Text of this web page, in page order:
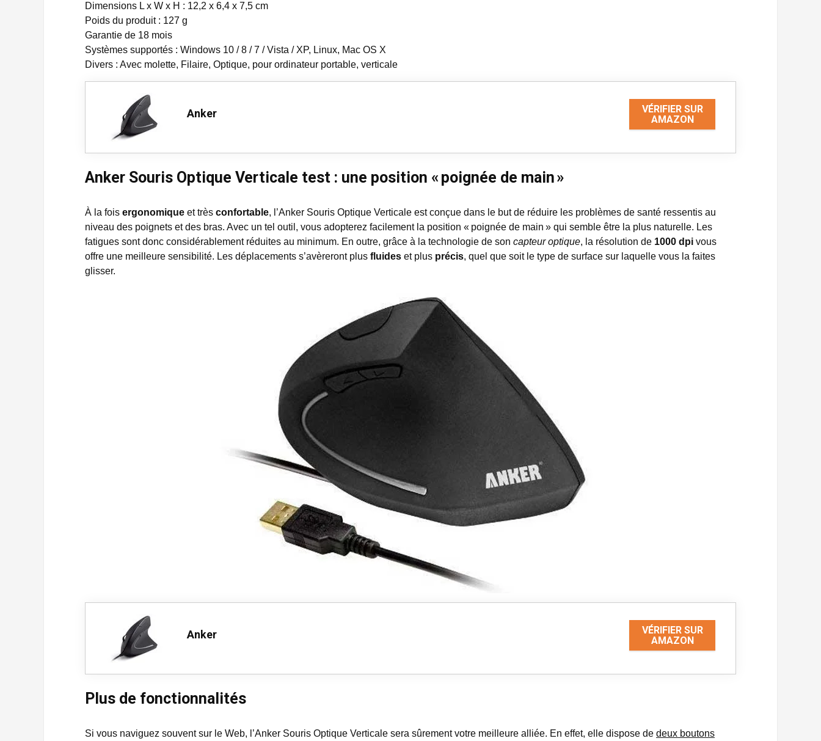
Dimensions L x W x H : 12,2 x 6,4 x 7,5 cm
Poids du produit : 127 g
Garantie de 18 mois
Systèmes supportés : Windows 10 / 8 / 7 / Vista / XP, Linux, Mac OS X
Divers : Avec molette, Filaire, Optique, pour ordinateur portable, verticale
Anker
VÉRIFIER SUR
AMAZON
Anker Souris Optique Verticale test : une position « poignée de main »
À la fois ergonomique et très confortable, l’Anker Souris Optique Verticale est conçue dans le but de réduire les problèmes de santé ressentis au
niveau des poignets et des bras. Avec un tel outil, vous adopterez facilement la position « poignée de main » qui semble être la plus naturelle. Les
fatigues sont donc considérablement réduites au minimum. En outre, grâce à la technologie de son capteur optique, la résolution de 1000 dpi vous
offre une meilleure sensibilité. Les déplacements s’avèreront plus fluides et plus précis, quel que soit le type de surface sur laquelle vous la faites
glisser.
Anker
VÉRIFIER SUR
AMAZON
Plus de fonctionnalités
Si vous naviguez souvent sur le Web, l’Anker Souris Optique Verticale sera sûrement votre meilleure alliée. En effet, elle dispose de deux boutons